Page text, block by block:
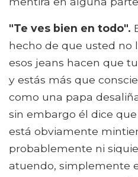
"Te ves bien en todo".
hecho de que usted no
esos jeans hacen que
y estás más que
como una papa
sin embargo él dice
está obviamente
probablemente ni
atuendo, simplemente